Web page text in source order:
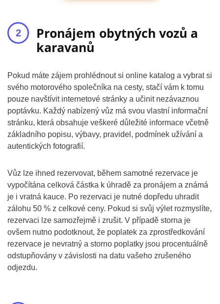
Pronájem obytných vozů a
karavanů
Pokud máte zájem prohlédnout si online katalog a vybrat si
svého motorového společníka na cesty, stačí vám k tomu
pouze navštívit internetové stránky a učinit nezávaznou
poptávku. Každý nabízený vůz má svou vlastní informační
stránku, která obsahuje veškeré důležité informace včetně
základního popisu, výbavy, pravidel, podmínek užívání a
autentických fotografií.
Vůz lze ihned rezervovat, během samotné rezervace je
vypočítána celková částka k úhradě za pronájem a známá
je i vratná kauce. Po rezervaci je nutné dopředu uhradit
zálohu 50 % z celkové ceny. Pokud si svůj výlet rozmyslíte,
rezervaci lze samozřejmě i zrušit. V případě storna je
ovšem nutno podotknout, že poplatek za zprostředkování
rezervace je nevratný a storno poplatky jsou procentuálně
odstupňovány v závislosti na datu vašeho zrušeného
odjezdu.